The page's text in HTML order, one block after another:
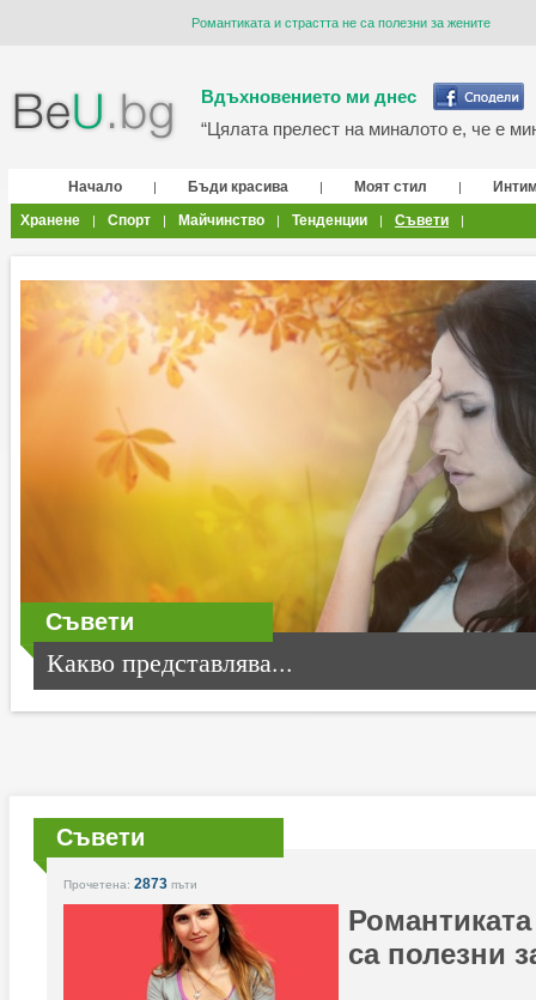
Романтиката и страстта не са полезни за жените
Вдъхновението ми днес
“Цялата прелест на миналото е, че е
Начало | Бъди красива | Моят стил |
Хранене
| Спорт | Майчинство | Тенденции | Съвети |
Съвети
Какво представлява...
Съвети
Прочетена: 2873 пъти
са полезни